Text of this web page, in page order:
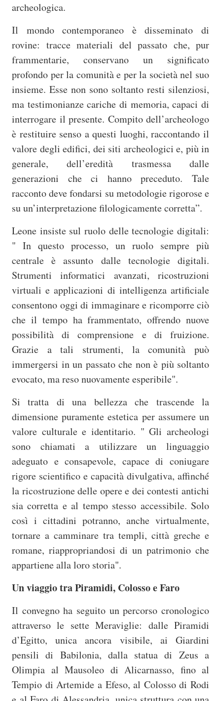
archeologica.
Il mondo contemporaneo è disseminato di
rovine: tracce materiali del passato che, pur
frammentarie, conservano un significato
profondo per la comunità e per la società nel suo
insieme. Esse non sono soltanto resti silenziosi,
ma testimonianze cariche di memoria, capaci di
interrogare il presente. Compito dell’archeologo
è restituire senso a questi luoghi, raccontando il
valore degli edifici, dei siti archeologici e, più in
generale, dell’eredità trasmessa dalle
generazioni che ci hanno preceduto. Tale
racconto deve fondarsi su metodologie rigorose e
su un’interpretazione filologicamente corretta”.
Leone insiste sul ruolo delle tecnologie digitali:
" In questo processo, un ruolo sempre più
centrale è assunto dalle tecnologie digitali.
Strumenti informatici avanzati, ricostruzioni
virtuali e applicazioni di intelligenza artificiale
consentono oggi di immaginare e ricomporre ciò
che il tempo ha frammentato, offrendo nuove
possibilità di comprensione e di fruizione.
Grazie a tali strumenti, la comunità può
immergersi in un passato che non è più soltanto
evocato, ma reso nuovamente esperibile".
Si tratta di una bellezza che trascende la
dimensione puramente estetica per assumere un
valore culturale e identitario. " Gli archeologi
sono chiamati a utilizzare un linguaggio
adeguato e consapevole, capace di coniugare
rigore scientifico e capacità divulgativa, affinché
la ricostruzione delle opere e dei contesti antichi
sia corretta e al tempo stesso accessibile. Solo
così i cittadini potranno, anche virtualmente,
tornare a camminare tra templi, città greche e
romane, riappropriandosi di un patrimonio che
appartiene alla loro storia".
Un viaggio tra Piramidi, Colosso e Faro
Il convegno ha seguito un percorso cronologico
attraverso le sette Meraviglie: dalle Piramidi
d’Egitto, unica ancora visibile, ai Giardini
pensili di Babilonia, dalla statua di Zeus a
Olimpia al Mausoleo di Alicarnasso, fino al
Tempio di Artemide a Efeso, al Colosso di Rodi